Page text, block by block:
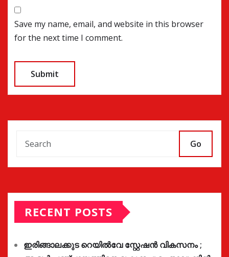
Save my name, email, and website in this browser
for the next time I comment.
Go
RECENT POSTS
ഇരിങ്ങാലക്കുട റെയിൽവേ സ്റ്റേഷൻ വികസനം ;